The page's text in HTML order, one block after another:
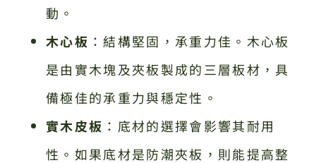
動。
木心板 ：結構堅固，承重力佳。木心板
是由實木塊及夾板製成的三層板材，具
備極佳的承重力與穩定性。
實木皮板 ：底材的選擇會影響其耐用
性。如果底材是防潮夾板，則能提高整